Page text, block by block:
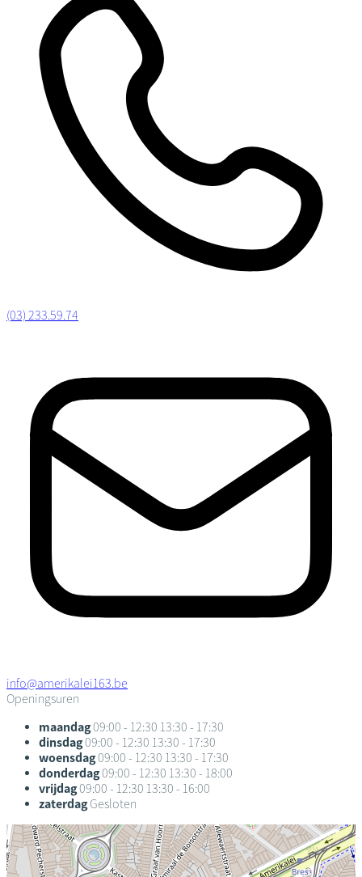
(03) 233.59.74
info@amerikalei163.be
Openingsuren
maandag09:00 - 12:30 13:30 - 17:30
dinsdag09:00 - 12:30 13:30 - 17:30
woensdag09:00 - 12:30 13:30 - 17:30
donderdag09:00 - 12:30 13:30 - 18:00
vrijdag09:00 - 12:30 13:30 - 16:00
zaterdag Gesloten